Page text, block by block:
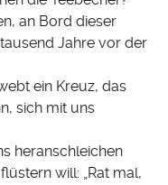
an Bord dieser
Jahre vor der
ein Kreuz, das
sich mit uns
heranschleichen
will: „Rat mal,